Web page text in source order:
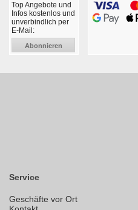
Top Angebote und
Infos kostenlos und
unverbindlich per
E-Mail:
Abonnieren
Service
Geschäfte vor Ort